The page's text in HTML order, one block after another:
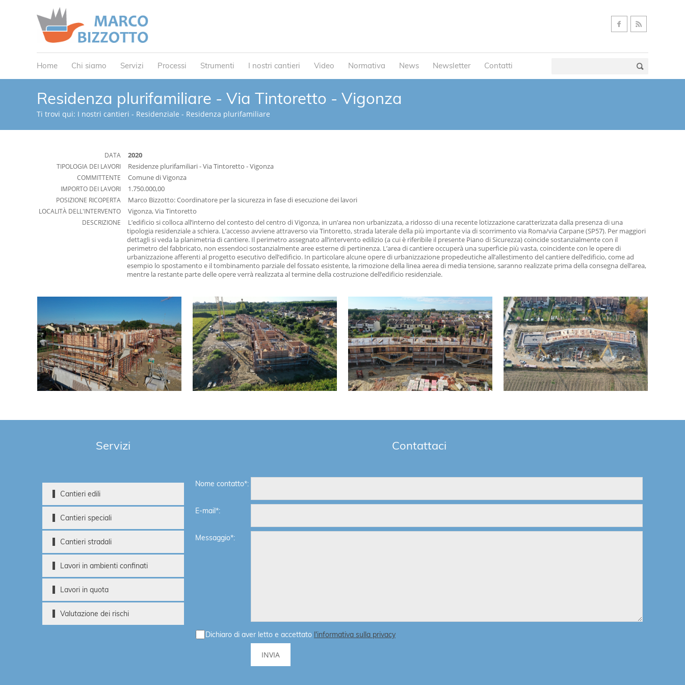
Home Chi siamo Servizi Processi Strumenti I nostri cantieri Video Normativa News Newsletter Contatti
Residenza plurifamiliare - Via Tintoretto - Vigonza
Ti trovi qui: I nostri cantieri - Residenziale - Residenza plurifamiliare
DATA
2020
TIPOLOGIA DEI LAVORI
Residenze plurifamiliari - Via Tintoretto - Vigonza
COMMITTENTE
Comune di Vigonza
IMPORTO DEI LAVORI
1.750.000,00
POSIZIONE RICOPERTA
Marco Bizzotto: Coordinatore per la sicurezza in fase di esecuzione dei lavori
LOCALITÀ DELL'INTERVENTO
Vigonza, Via Tintoretto
DESCRIZIONE
L’edificio si colloca all’interno del contesto del centro di Vigonza, in un’area non urbanizzata, a ridosso di una recente lotizzazione caratterizzata dalla presenza di una
tipologia residenziale a schiera. L’accesso avviene attraverso via Tintoretto, strada laterale della più importante via di scorrimento via Roma/via Carpane (SP57). Per maggiori
dettagli si veda la planimetria di cantiere. Il perimetro assegnato all’intervento edilizio (a cui è riferibile il presente Piano di Sicurezza) coincide sostanzialmente con il
perimetro del fabbricato, non essendoci sostanzialmente aree esterne di pertinenza. L’area di cantiere occuperà una superficie più vasta, coincidente con le opere di
urbanizzazione afferenti al progetto esecutivo dell’edificio. In particolare alcune opere di urbanizzazione propedeutiche all’allestimento del cantiere dell’edificio, come ad
esempio lo spostamento e il tombinamento parziale del fossato esistente, la rimozione della linea aerea di media tensione, saranno realizzate prima della consegna dell’area,
mentre la restante parte delle opere verrà realizzata al termine della costruzione dell’edificio residenziale.
Contattaci
Nome contatto*:
E-mail*:
Messaggio*:
Dichiaro di aver letto e accettato l'informativa sulla privacy
Servizi
Cantieri edili
Cantieri speciali
Cantieri stradali
Lavori in ambienti confinati
Lavori in quota
Valutazione dei rischi